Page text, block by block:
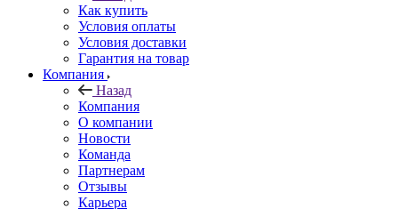
Как купить
Условия оплаты
Условия доставки
Гарантия на товар
Компания
Назад
Компания
О компании
Новости
Команда
Партнерам
Отзывы
Карьера